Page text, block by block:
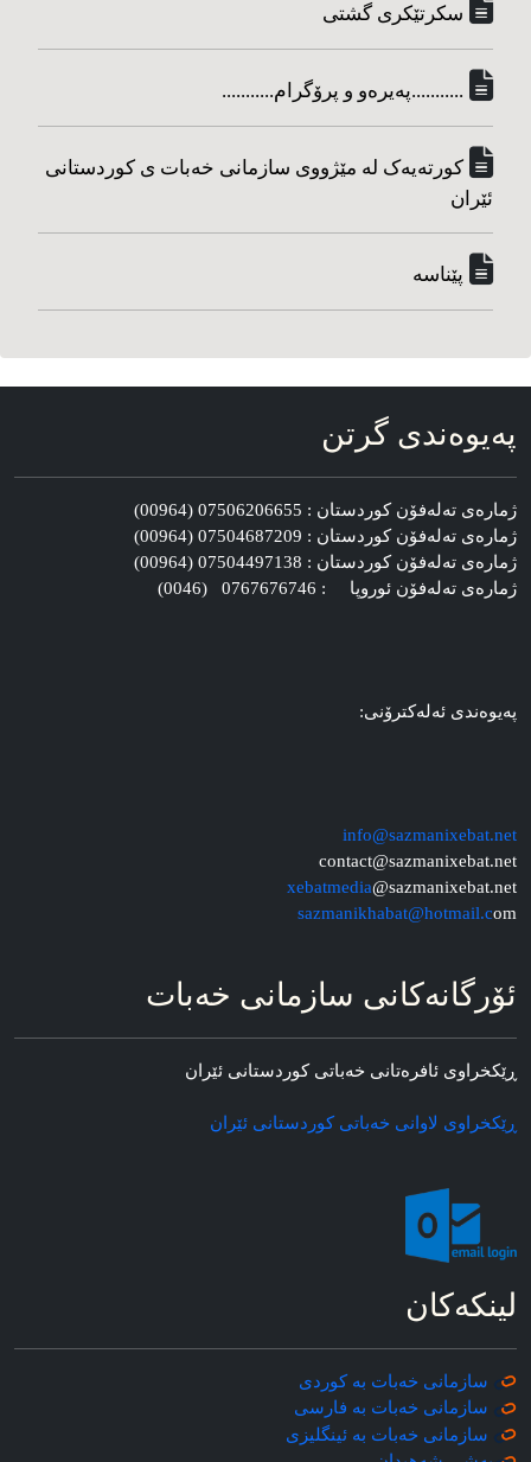
سکرتێکری گشتی
...........په‌یره‌و و پرۆگرام...........
کورته‌یه‌ک له مێژووی سازمانی خه‌بات ی کوردستانی
ئێران
پێناسه‌
په‌یوه‌ندی گرتن
ژماره‌ی ته‌له‌فۆن کوردستان : 07506206655 (00964)
ژماره‌ی ته‌له‌فۆن کوردستان : 07504687209 (00964)
ژماره‌ی ته‌له‌فۆن کوردستان : 07504497138 (00964)
ژماره‌ی ته‌له‌فۆن ئوروپا : 0767676746 (0046)
په‌یوه‌ندی ئه‌له‌کترۆنی:
info@sazmanixebat.net
contact@sazmanixebat.net
xebatmedia@sazmanixebat.net
sazmanikhabat@hotmail.com
ئۆرگانه‌کانی سازمانی خه‌بات
ڕێکخراوی ئافره‌تانی خه‌باتی کوردستانی ئێران
ڕێکخراوی لاوانی خه‌باتی کوردستانی ئێران
لینکه‌کان
سازمانی خه‌بات به کوردی
سازمانی خه‌بات به فارسی
سازمانی خه‌بات به ئینگلیزی